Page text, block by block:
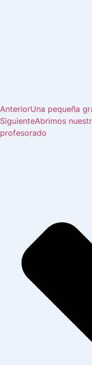
AnteriorUna pequeña
SiguienteAbrimos
profesorado